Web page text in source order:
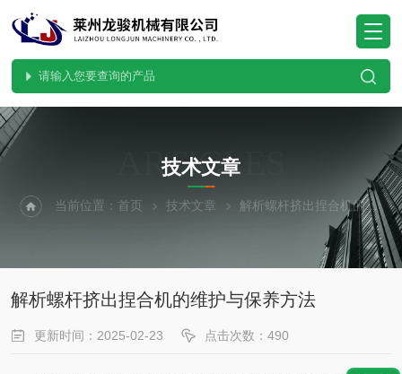
ARTICLES
技术文章
当前位置：首页 技术文章 解析螺杆挤出捏合机的维护与保养方法
解析螺杆挤出捏合机的维护与保养方法
更新时间：2025-02-23 点击次数：490